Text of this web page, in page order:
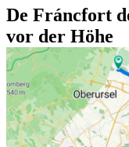
De Fráncfort
vor der Höhe